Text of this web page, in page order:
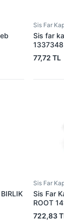
Sis Far
Sis far
1337348
77,72 TL
Sis Far
Sis Far
ROOT
722,83